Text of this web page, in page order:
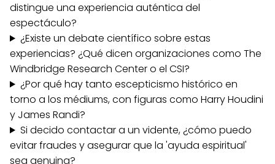
distingue una experiencia auténtica del
espectáculo?
¿Existe un debate científico sobre estas
experiencias? ¿Qué dicen organizaciones como The
Windbridge Research Center o el CSI?
¿Por qué hay tanto escepticismo histórico en
torno a los médiums, con figuras como Harry Houdini
y James Randi?
Si decido contactar a un vidente, ¿cómo puedo
evitar fraudes y asegurar que la 'ayuda espiritual'
sea genuina?